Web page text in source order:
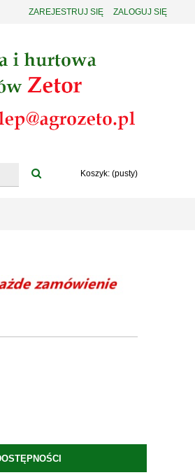
ZAREJESTRUJ SIĘ ZALOGUJ SIĘ
Koszyk: (pusty)